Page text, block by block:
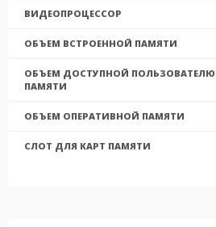
ВИДЕОПРОЦЕССОР
ОБЪЕМ ВСТРОЕННОЙ ПАМЯТИ
ОБЪЕМ ДОСТУПНОЙ ПОЛЬЗОВАТЕЛЮ
ПАМЯТИ
ОБЪЕМ ОПЕРАТИВНОЙ ПАМЯТИ
СЛОТ ДЛЯ КАРТ ПАМЯТИ